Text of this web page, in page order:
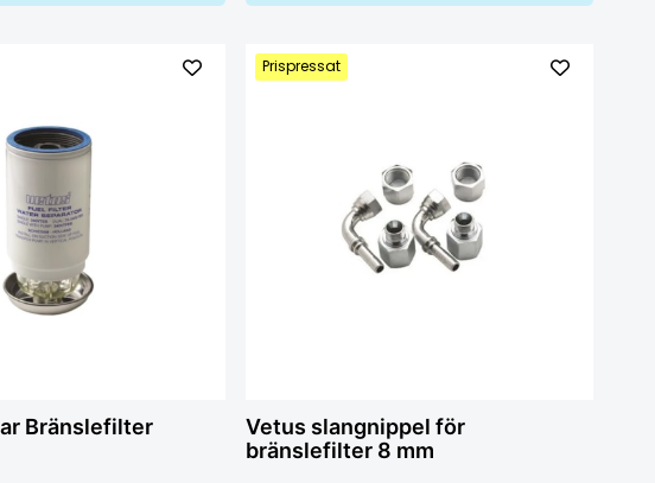
Bränslefilter
Prispressat
Vetus slangnippel för
bränslefilter 8 mm